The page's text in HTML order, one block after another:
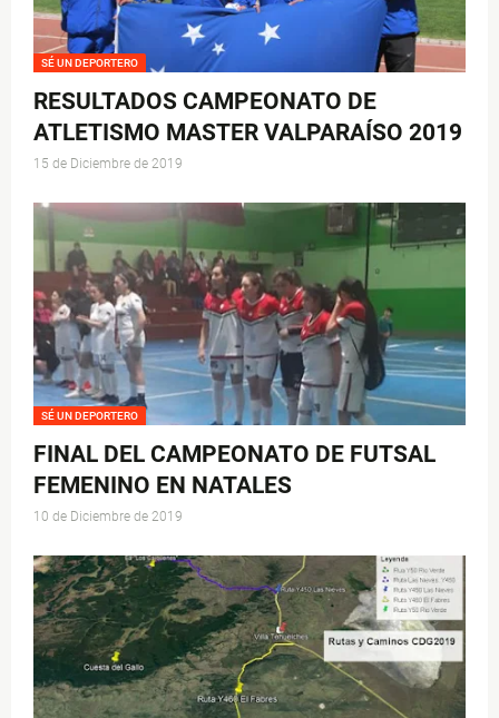
SÉ UN DEPORTERO
RESULTADOS CAMPEONATO DE
ATLETISMO MASTER VALPARAÍSO 2019
15 de Diciembre de 2019
SÉ UN DEPORTERO
FINAL DEL CAMPEONATO DE FUTSAL
FEMENINO EN NATALES
10 de Diciembre de 2019